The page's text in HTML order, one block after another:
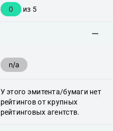
0 из 5
n/a
У этого эмитента/бумаги нет
рейтингов от крупных
рейтинговых агентств.